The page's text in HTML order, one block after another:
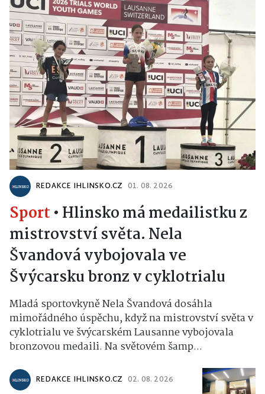
REDAKCE IHLINSKO.CZ 01. 08. 2026
Sport • Hlinsko má medailistku z
mistrovství světa. Nela
Švandová vybojovala ve
Švýcarsku bronz v cyklotrialu
Mladá sportovkyně Nela Švandová dosáhla
mimořádného úspěchu, když na mistrovství světa v
cyklotrialu ve švýcarském Lausanne vybojovala
bronzovou medaili. Na světovém šamp...
REDAKCE IHLINSKO.CZ 02. 08. 2026